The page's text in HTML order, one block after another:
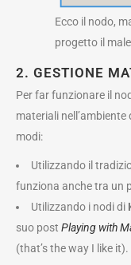
Ecco il nodo,
progetto il
2. GESTIONE
Per far funzionare il
materiali
modi:
Utilizzando il
funziona anche tra un
Utilizzando i nodi di
suo post Playing with
(that’s the way I like it).